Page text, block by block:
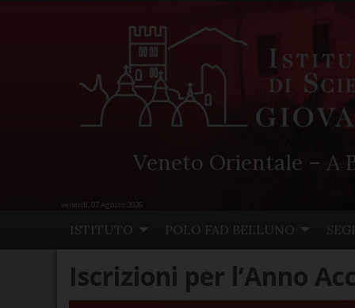
Veneto Orientale – A
venerdì, 07 Agosto 2026
ISTITUTO POLO FAD BELLUNO
Iscrizioni per l’Anno